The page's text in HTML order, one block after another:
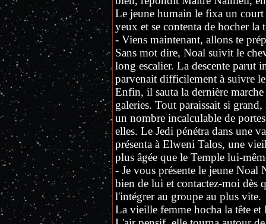
Le jeune humain le fixa un court
yeux et se contenta de hocher la
- Viens maintenant, allons te
Sans mot dire, Noal suivit le
long escalier. La descente parut
parvenait difficilement à suivre
Enfin, il sauta la dernière
galeries. Tout paraissait si
un nombre incalculable de portes
elles. Le Jedi pénétra dans une
présenta à Elweni Talos, une
plus âgée que le Temple lui-
- Je vous présente le jeune
bien de lui et contactez-moi dès
l'intégrer au groupe au plus vite.
La vieille femme hocha la tête